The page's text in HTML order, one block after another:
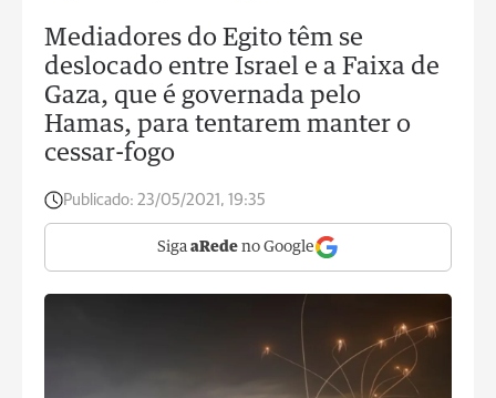
Mediadores do Egito têm se
deslocado entre Israel e a Faixa de
Gaza, que é governada pelo
Hamas, para tentarem manter o
cessar-fogo
Publicado: 23/05/2021, 19:35
Siga aRede no Google